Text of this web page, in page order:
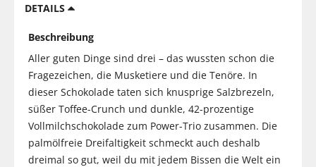
DETAILS
Beschreibung
Aller guten Dinge sind drei – das wussten schon die
Fragezeichen, die Musketiere und die Tenöre. In
dieser Schokolade taten sich knusprige Salzbrezeln,
süßer Toffee-Crunch und dunkle, 42-prozentige
Vollmilchschokolade zum Power-Trio zusammen. Die
palmölfreie Dreifaltigkeit schmeckt auch deshalb
dreimal so gut, weil du mit jedem Bissen die Welt ein